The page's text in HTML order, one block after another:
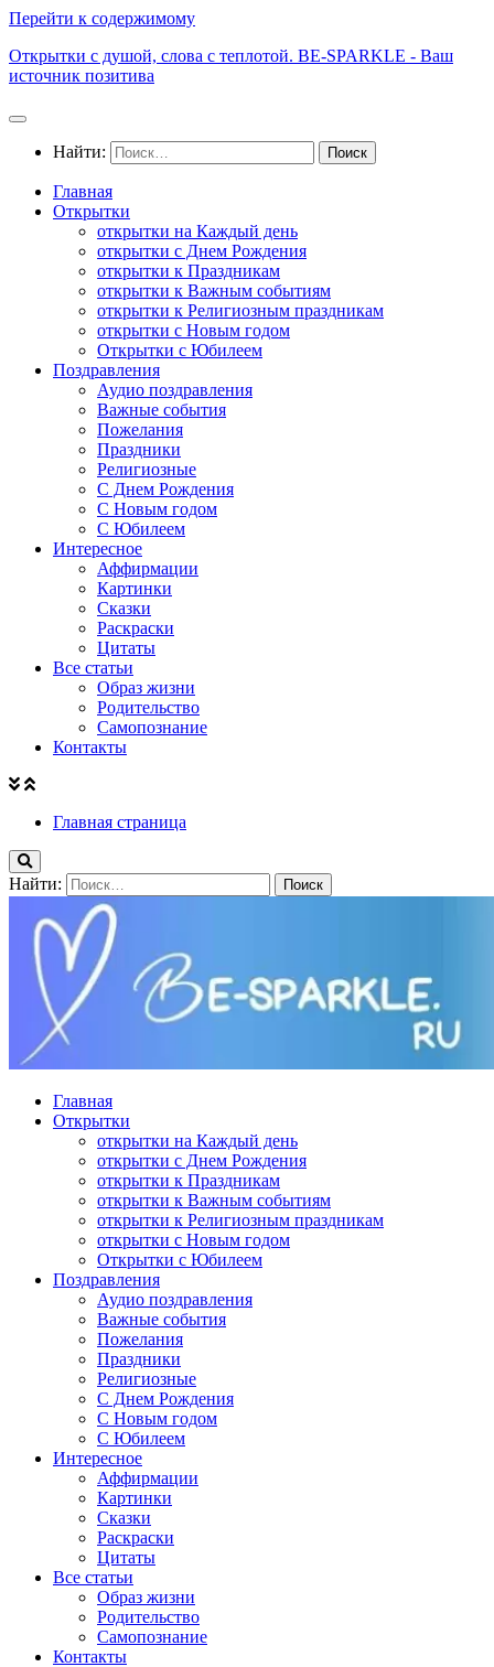
Перейти к содержимому
Открытки с душой, слова с теплотой. BE-SPARKLE - Ваш
источник позитива
Найти:
Главная
Открытки
открытки на Каждый день
открытки с Днем Рождения
открытки к Праздникам
открытки к Важным событиям
открытки к Религиозным праздникам
открытки с Новым годом
Открытки с Юбилеем
Поздравления
Аудио поздравления
Важные события
Пожелания
Праздники
Религиозные
С Днем Рождения
С Новым годом
С Юбилеем
Интересное
Аффирмации
Картинки
Сказки
Раскраски
Цитаты
Все статьи
Образ жизни
Родительство
Самопознание
Контакты
Главная страница
Найти:
Главная
Открытки
открытки на Каждый день
открытки с Днем Рождения
открытки к Праздникам
открытки к Важным событиям
открытки к Религиозным праздникам
открытки с Новым годом
Открытки с Юбилеем
Поздравления
Аудио поздравления
Важные события
Пожелания
Праздники
Религиозные
С Днем Рождения
С Новым годом
С Юбилеем
Интересное
Аффирмации
Картинки
Сказки
Раскраски
Цитаты
Все статьи
Образ жизни
Родительство
Самопознание
Контакты